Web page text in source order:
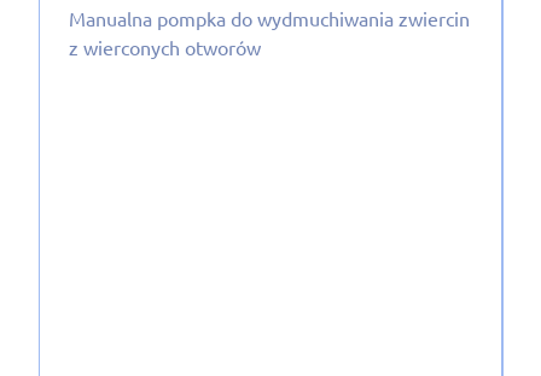
Manualna pompka do wydmuchiwania zwiercin
z wierconych otworów